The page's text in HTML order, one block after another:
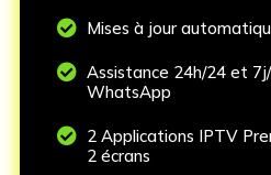
 Mises à jour
 Assistance 24h/24 et
WhatsApp
 2 Applications IPTV
2 écrans